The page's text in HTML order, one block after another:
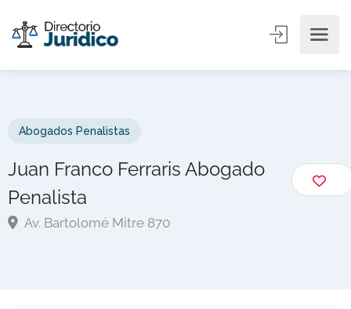
Abogados Penalistas
Juan Franco Ferraris Abogado
Penalista
Av. Bartolomé Mitre 870